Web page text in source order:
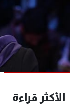
الأكثر قراءة
البرامج
جدول البرامج
شاهد البرامج
الترددات
عن MTV